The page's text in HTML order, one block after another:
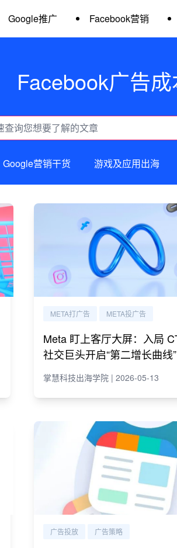
Google推广 Facebook营销
Facebook广告
Google营销干货 游戏及应用出海
META打广告 META投广告
Meta 盯上客厅大屏：入局
社交巨头开启“第二增长曲线”
掌慧科技出海学院 | 2026-05-13
广告投放 广告策略